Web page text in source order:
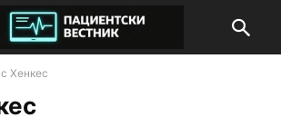
Хенкес